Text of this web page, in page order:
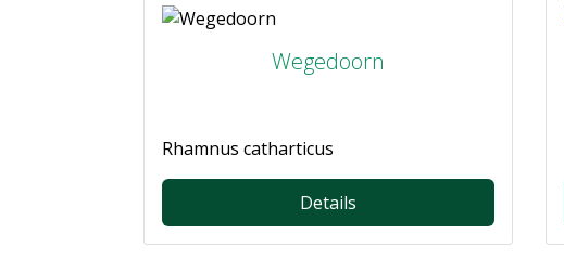
Wegedoorn
Rhamnus catharticus
Details